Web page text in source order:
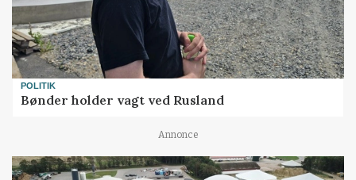
POLITIK
Bønder holder vagt ved Rusland
Annonce